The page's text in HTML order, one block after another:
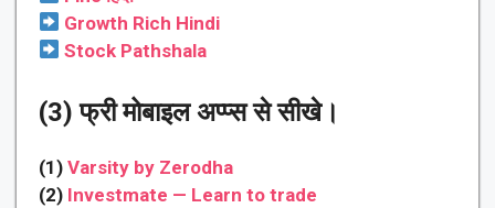
Growth Rich Hindi
Stock Pathshala
(3) फ्री मोबाइल अप्प्स से सीखे।
(1) Varsity by Zerodha
(2) Investmate — Learn to trade